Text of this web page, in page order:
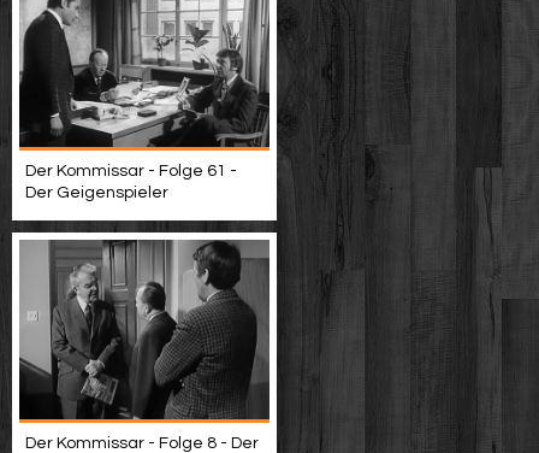
Der Kommissar - Folge 61 -
Der Geigenspieler
Der Kommissar - Folge 8 - Der